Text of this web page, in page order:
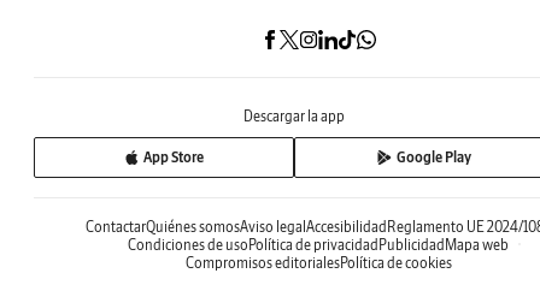
Descargar la app
App Store Google Play
ContactarQuiénes somosAviso legalAccesibilidadReglamento UE 2024/
Condiciones de usoPolítica de privacidadPublicidadMapa web
Compromisos editorialesPolítica de cookies